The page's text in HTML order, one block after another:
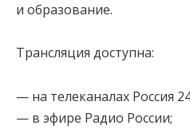
и образование.
Трансляция доступна:
— на телеканалах Россия
— в эфире Радио России;